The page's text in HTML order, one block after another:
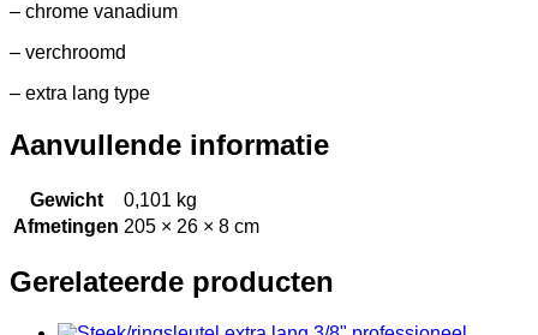
– chrome vanadium
– verchroomd
– extra lang type
Aanvullende informatie
Gewicht
0,101 kg
Afmetingen 205 × 26 × 8 cm
Gerelateerde producten